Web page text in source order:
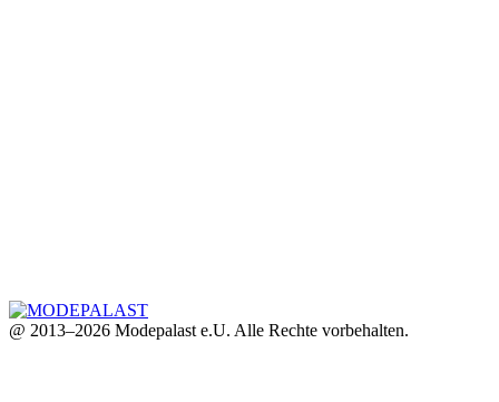
@ 2013–2026 Modepalast e.U. Alle Rechte vorbehalten.